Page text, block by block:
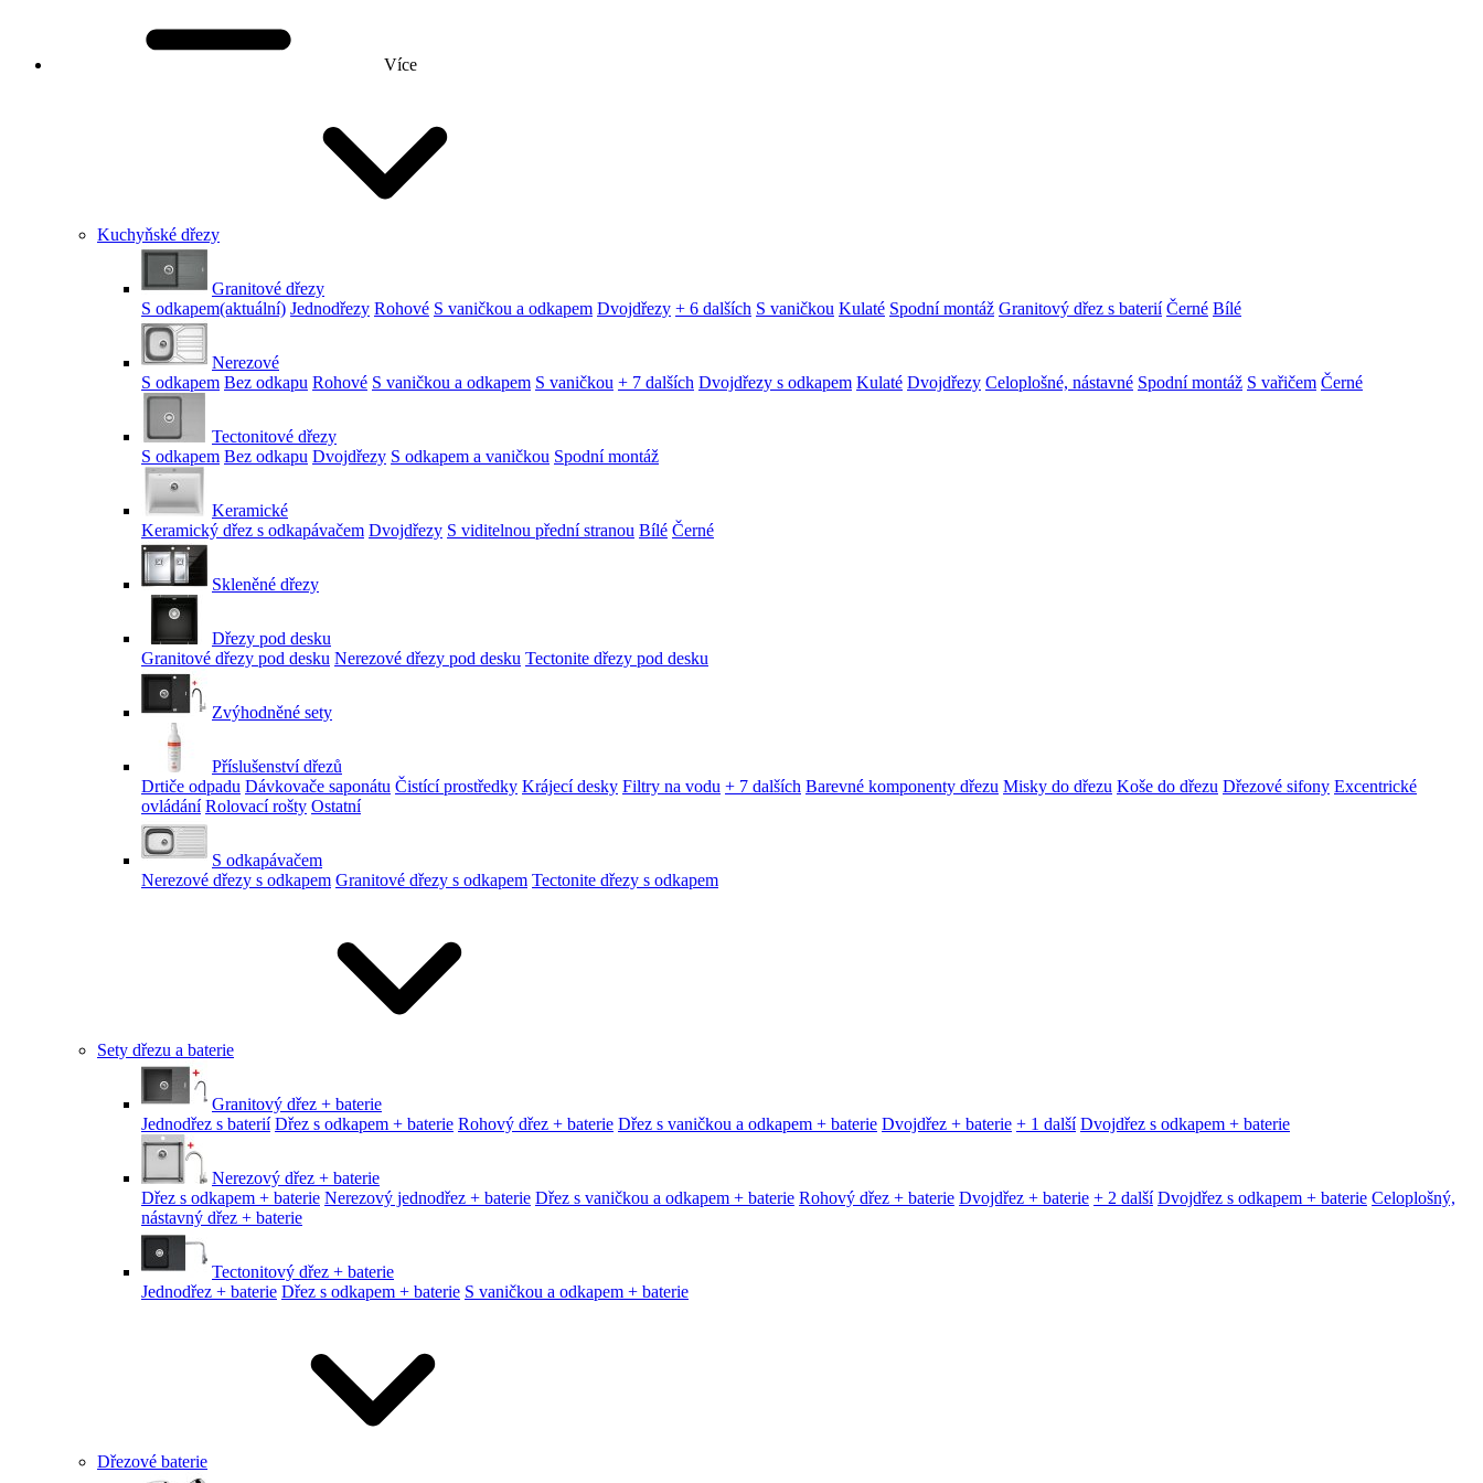
Více
Kuchyňské dřezy
Granitové dřezy
S odkapem(aktuální) Jednodřezy Rohové S vaničkou a odkapem Dvojdřezy + 6 dalších S vaničkou Kulaté Spodní montáž Granitový dřez s baterií Černé Bílé
Nerezové
S odkapem Bez odkapu Rohové S vaničkou a odkapem S vaničkou + 7 dalších Dvojdřezy s odkapem Kulaté Dvojdřezy Celoplošné, nástavné Spodní montáž S vařičem Černé
Tectonitové dřezy
S odkapem Bez odkapu Dvojdřezy S odkapem a vaničkou Spodní montáž
Keramické
Keramický dřez s odkapávačem Dvojdřezy S viditelnou přední stranou Bílé Černé
Skleněné dřezy
Dřezy pod desku
Granitové dřezy pod desku Nerezové dřezy pod desku Tectonite dřezy pod desku
Zvýhodněné sety
Příslušenství dřezů
Drtiče odpadu Dávkovače saponátu Čistící prostředky Krájecí desky Filtry na vodu + 7 dalších Barevné komponenty dřezu Misky do dřezu Koše do dřezu Dřezové sifony Excentrické
ovládání Rolovací rošty Ostatní
S odkapávačem
Nerezové dřezy s odkapem Granitové dřezy s odkapem Tectonite dřezy s odkapem
Sety dřezu a baterie
Granitový dřez + baterie
Jednodřez s baterií Dřez s odkapem + baterie Rohový dřez + baterie Dřez s vaničkou a odkapem + baterie Dvojdřez + baterie + 1 další Dvojdřez s odkapem + baterie
Nerezový dřez + baterie
Dřez s odkapem + baterie Nerezový jednodřez + baterie Dřez s vaničkou a odkapem + baterie Rohový dřez + baterie Dvojdřez + baterie + 2 další Dvojdřez s odkapem + baterie Celoplošný,
nástavný dřez + baterie
Tectonitový dřez + baterie
Jednodřez + baterie Dřez s odkapem + baterie S vaničkou a odkapem + baterie
Dřezové baterie